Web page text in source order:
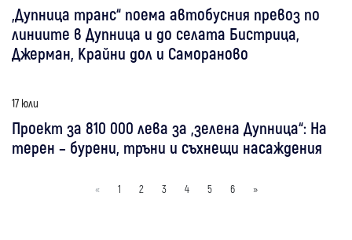
„Дупница транс“ поема автобусния превоз по
линиите в Дупница и до селата Бистрица,
Джерман, Крайни дол и Самораново
17 юли
Проект за 810 000 лева за „зелена Дупница“: На
терен – бурени, тръни и съхнещи насаждения
« 1 2 3 4 5 6 »